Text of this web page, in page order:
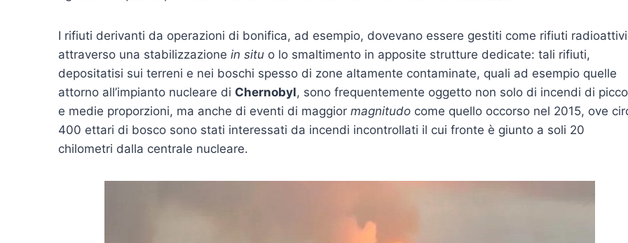
I rifiuti derivanti da operazioni di bonifica, ad esempio, dovevano essere gestiti come rifiuti
attraverso una stabilizzazione in situ o lo smaltimento in apposite strutture dedicate: tali rifiuti,
depositatisi sui terreni e nei boschi spesso di zone altamente contaminate, quali ad esempio quelle
attorno all’impianto nucleare di Chernobyl, sono frequentemente oggetto non solo di incendi di
e medie proporzioni, ma anche di eventi di maggior magnitudo come quello occorso nel 2015, ove
400 ettari di bosco sono stati interessati da incendi incontrollati il cui fronte è giunto ​​a soli 20
chilometri dalla centrale nucleare.